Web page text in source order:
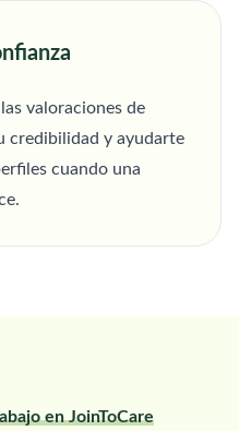
valoraciones de
credibilidad y ayudarte
cuando una
en JoinToCare